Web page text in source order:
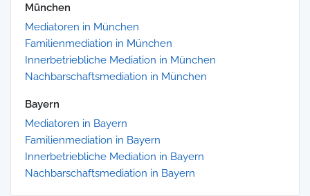
München
Mediatoren in München
Familienmediation in München
Innerbetriebliche Mediation in München
Nachbarschaftsmediation in München
Bayern
Mediatoren in Bayern
Familienmediation in Bayern
Innerbetriebliche Mediation in Bayern
Nachbarschaftsmediation in Bayern